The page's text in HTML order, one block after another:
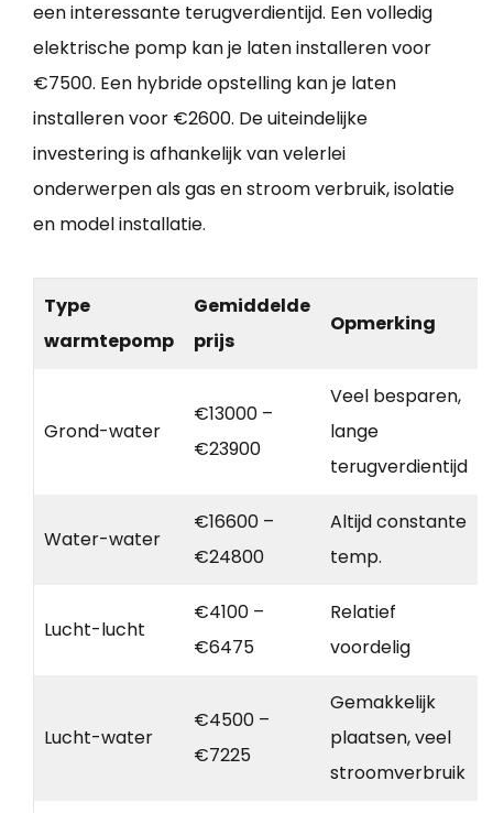
een interessante terugverdientijd. Een volledig
elektrische pomp kan je laten installeren voor
€7500. Een hybride opstelling kan je laten
installeren voor €2600. De uiteindelijke
investering is afhankelijk van velerlei
onderwerpen als gas en stroom verbruik, isolatie
en model installatie.
Type
warmtepomp
Gemiddelde
prijs
Opmerking
Grond-water
€13000 –
€23900
Veel besparen,
lange
terugverdientijd
Water-water
€16600 –
€24800
Altijd constante
temp.
Lucht-lucht
€4100 –
€6475
Relatief
voordelig
Lucht-water
€4500 –
€7225
Gemakkelijk
plaatsen, veel
stroomverbruik